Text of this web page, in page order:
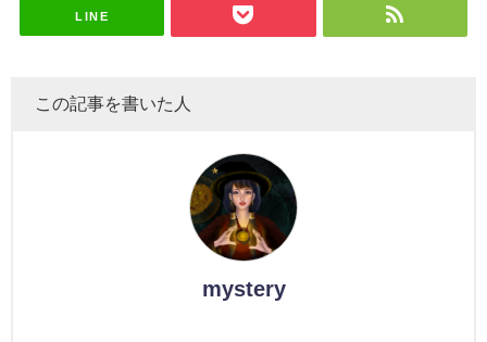
LINE
この記事を書いた人
mystery